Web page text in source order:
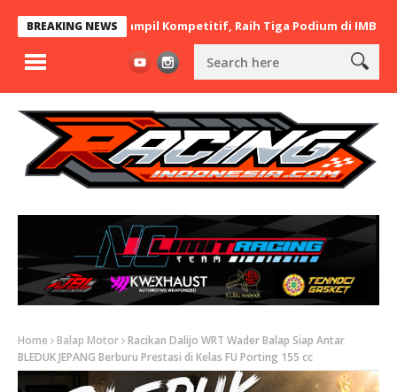
BREAKING NEWS
Lamongan Tampil Kompetitif, Raih Tiga Podium di IMB Open
Home Balap Motor Racikan Dalijo WRT Wader Balap Siap Antar
BLEDUK JEPANG Berburu Prestasi di Kelas FU Porting 155 cc